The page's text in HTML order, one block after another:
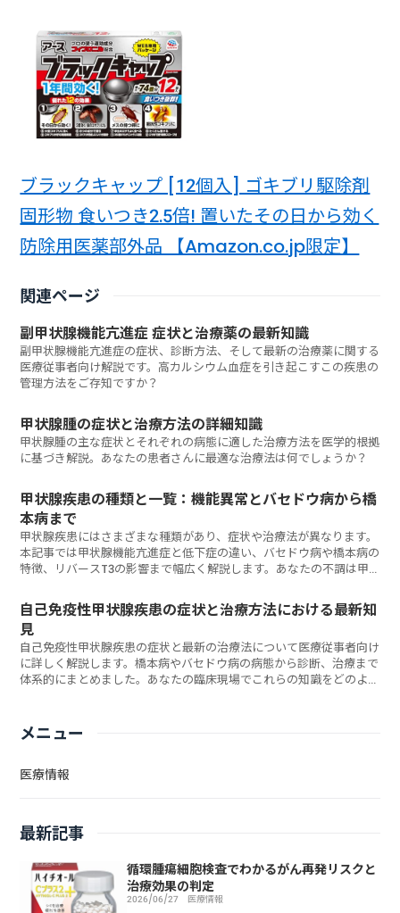
ブラックキャップ [12個入] ゴキブリ駆除剤
固形物 食いつき2.5倍! 置いたその日から効く
防除用医薬部外品 【Amazon.co.jp限定】
関連ページ
副甲状腺機能亢進症 症状と治療薬の最新知識
副甲状腺機能亢進症の症状、診断方法、そして最新の治療薬に関する
医療従事者向け解説です。高カルシウム血症を引き起こすこの疾患の
管理方法をご存知ですか？
甲状腺腫の症状と治療方法の詳細知識
甲状腺腫の主な症状とそれぞれの病態に適した治療方法を医学的根拠
に基づき解説。あなたの患者さんに最適な治療法は何でしょうか？
甲状腺疾患の種類と一覧：機能異常とバセドウ病から橋
本病まで
甲状腺疾患にはさまざまな種類があり、症状や治療法が異なります。
本記事では甲状腺機能亢進症と低下症の違い、バセドウ病や橋本病の
特徴、リバースT3の影響まで幅広く解説します。あなたの不調は甲
自己免疫性甲状腺疾患の症状と治療方法における最新知
見
自己免疫性甲状腺疾患の症状と最新の治療法について医療従事者向け
に詳しく解説します。橋本病やバセドウ病の病態から診断、治療まで
体系的にまとめました。あなたの臨床現場でこれらの知識をどのよう
メニュー
医療情報
最新記事
循環腫瘍細胞検査でわかるがん再発リスクと
治療効果の判定
2026/06/27 医療情報